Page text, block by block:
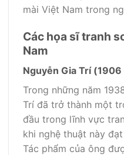
mài Việt Nam trong
Các họa sĩ tranh
Nam
Nguyễn Gia Trí (1906
Trong những năm
Trí đã trở thành một
đầu trong lĩnh vực
khi nghệ thuật này
Tác phẩm của ông